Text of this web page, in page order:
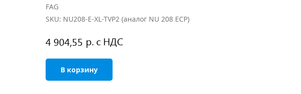
FAG
SKU: NU208-E-XL-TVP2 (аналог NU 208 ECP)
4 904,55 р. с НДС
В корзину